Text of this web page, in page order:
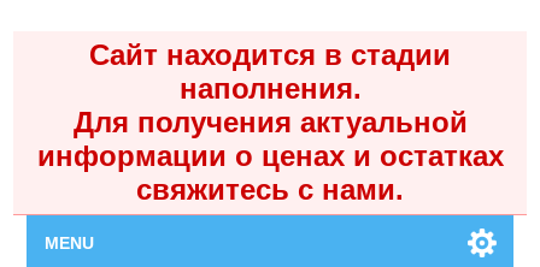
Сайт находится в стадии
наполнения.
Для получения актуальной
информации о ценах и остатках
свяжитесь с нами.
MENU